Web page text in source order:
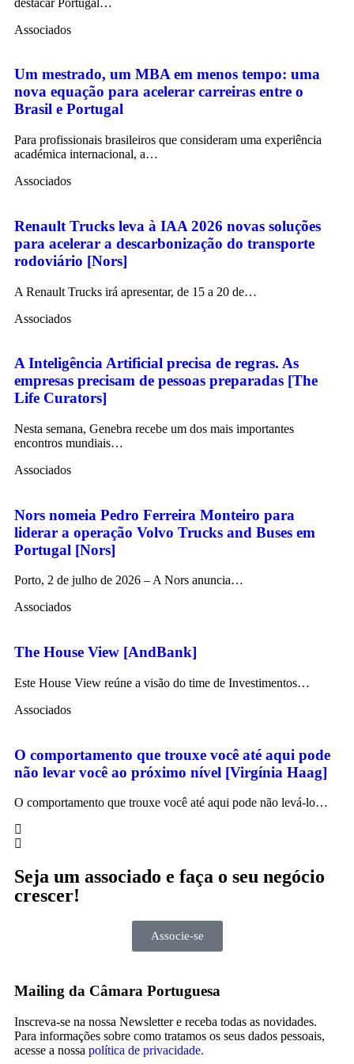
Associados
Um mestrado, um MBA em menos tempo: uma
nova equação para acelerar carreiras entre o
Brasil e Portugal
Para profissionais brasileiros que consideram uma experiência
académica internacional, a…
Associados
Renault Trucks leva à IAA 2026 novas soluções
para acelerar a descarbonização do transporte
rodoviário [Nors]
A Renault Trucks irá apresentar, de 15 a 20 de…
Associados
A Inteligência Artificial precisa de regras. As
empresas precisam de pessoas preparadas [The
Life Curators]
Nesta semana, Genebra recebe um dos mais importantes
encontros mundiais…
Associados
Nors nomeia Pedro Ferreira Monteiro para
liderar a operação Volvo Trucks and Buses em
Portugal [Nors]
Porto, 2 de julho de 2026 – A Nors anuncia…
Associados
The House View [AndBank]
Este House View reúne a visão do time de Investimentos…
Associados
O comportamento que trouxe você até aqui pode
não levar você ao próximo nível [Virgínia Haag]
O comportamento que trouxe você até aqui pode não levá-lo…
Seja um associado e faça o seu negócio
crescer!
Associe-se
Mailing da Câmara Portuguesa
Inscreva-se na nossa Newsletter e receba todas as novidades.
Para informações sobre como tratamos os seus dados pessoais,
acesse a nossa política de privacidade.